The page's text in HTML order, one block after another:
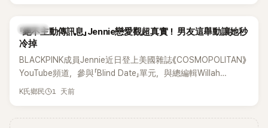
K-POP
「絕不主動傳訊息」Jennie戀愛觀超真實！ 男友這舉動讓她秒
冷掉
BLACKPINK成員Jennie近日登上美國雜誌《COSMOPOLITAN》
YouTube頻道，參與「Blind Date」單元，與總編輯Willah
Bennett大聊感情話題，從挑選約會對象、聯絡方式，到第一次
K氏鄉民 1 天前